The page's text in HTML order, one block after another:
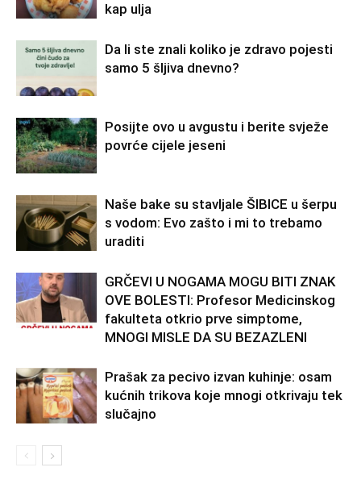
kap ulja
Da li ste znali koliko je zdravo pojesti
samo 5 šljiva dnevno?
Posijte ovo u avgustu i berite svježe
povrće cijele jeseni
Naše bake su stavljale ŠIBICE u šerpu
s vodom: Evo zašto i mi to trebamo
uraditi
GRČEVI U NOGAMA MOGU BITI ZNAK
OVE BOLESTI: Profesor Medicinskog
fakulteta otkrio prve simptome,
MNOGI MISLE DA SU BEZAZLENI
Prašak za pecivo izvan kuhinje: osam
kućnih trikova koje mnogi otkrivaju tek
slučajno